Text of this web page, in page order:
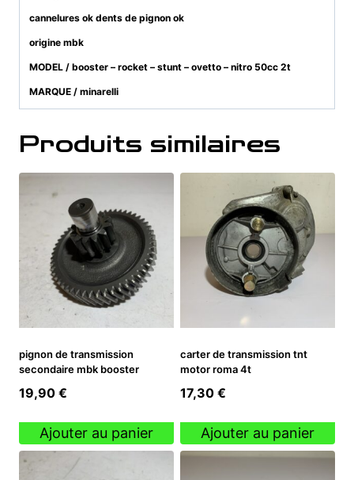
cannelures ok dents de pignon ok
origine mbk
MODEL / booster – rocket – stunt – ovetto – nitro 50cc 2t
MARQUE / minarelli
Produits similaires
pignon de transmission
secondaire mbk booster
19,90 €
Ajouter au panier
carter de transmission tnt
motor roma 4t
17,30 €
Ajouter au panier